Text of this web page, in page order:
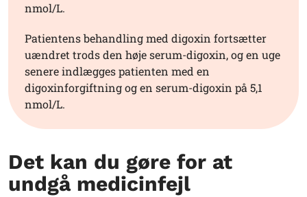
nmol/L.
Patientens behandling med digoxin fortsætter
uændret trods den høje serum-digoxin, og en uge
senere indlægges patienten med en
digoxinforgiftning og en serum-digoxin på 5,1
nmol/L.
Det kan du gøre for at
undgå medicinfejl